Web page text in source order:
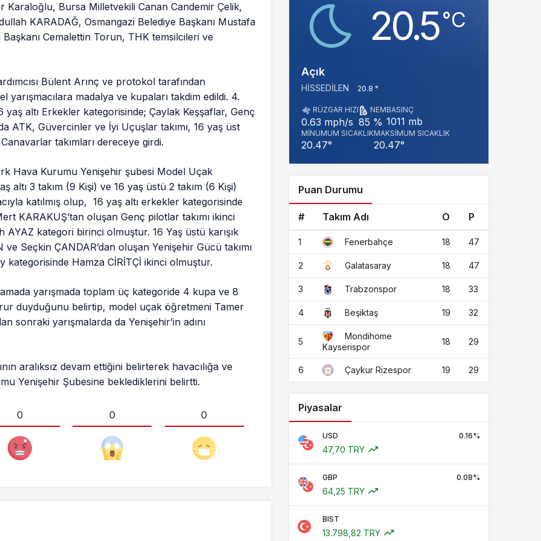
Karaloğlu, Bursa Milletvekili Canan Candemir Çelik,
KARADAĞ, Osmangazi Belediye Başkanı Mustafa
Cemalettin Torun, THK temsilcileri ve
Bülent Arınç ve protokol tarafından
madalya ve kupaları takdim edildi. 4.
yaş altı Erkekler kategorisinde; Çaylak Keşşaflar, Genç
ATK, Güvercinler ve İyi Uçuşlar takımı, 16 yaş üst
takımları dereceye girdi.
Hava Kurumu Yenişehir şubesi Model Uçak
altı 3 takım (9 Kişi) ve 16 yaş üstü 2 takım (6 Kişi)
katılmış olup, 16 yaş altı erkekler kategorisinde
KARAKUŞ’tan oluşan Genç pilotlar takımı ikinci
kategori birinci olmuştur. 16 Yaş üstü karışık
Seçkin ÇANDAR’dan oluşan Yenişehir Gücü takımı
Hamza CİRİTÇİ ikinci olmuştur.
yarışmada toplam üç kategoride 4 kupa ve 8
duyduğunu belirtip, model uçak öğretmeni Tamer
sonraki yarışmalarda da Yenişehir’in adını
aralıksız devam ettiğini belirterek havacılığa ve
Yenişehir Şubesine beklediklerini belirtti.
0 0 0
20.5‎°C
Açık
HISSEDILEN 20.8 °
RÜZGAR HIZI
0.63 mph/s
NEM
85 %
BASINÇ
1011 mb
MINUMUM SICAKLIK
20.47°
MAKSIMUM SICAKLIK
20.47°
Puan Durumu
# Takım Adı O P
1 Fenerbahçe 18 47
2 Galatasaray 18 47
3 Trabzonspor 18 33
4 Beşiktaş 19 32
5
Mondihome
Kayserispor
18 29
6 Çaykur Rizespor 19 29
Piyasalar
USD 0.16%
47,70 TRY
GBP 0.08%
64,25 TRY
BIST
13.798,82 TRY